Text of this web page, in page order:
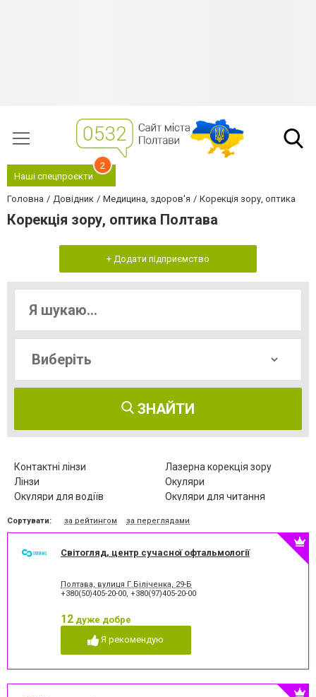
Наші спецпроєкти
2
Головна Довідник Медицина, здоров'я Корекція зору, оптика
Корекція зору, оптика Полтава
+ Додати підприємство
ЗНАЙТИ
Контактні лінзи
Лазерна корекція зору
Лінзи
Окуляри
Окуляри для водіїв
Окуляри для читання
Оправи
Офтальмологія
Сортувати: за рейтингом за переглядами
Світогляд, центр сучасної офтальмології
Полтава, вулиця Г.Біліченка, 29-Б
+380(50)405-20-00, +380(97)405-20-00
12 дуже добре
Я рекомендую